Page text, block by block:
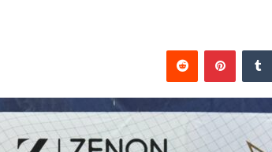
بينتيريست